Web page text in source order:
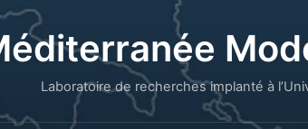
Laboratoire de recherches implanté à